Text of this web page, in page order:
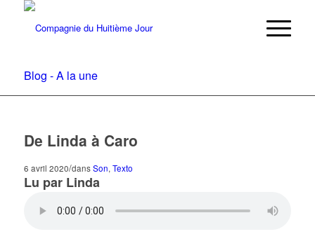
Blog - A la une
De Linda à Caro
6 avril 2020/dansSon, Texto
Lu par Linda